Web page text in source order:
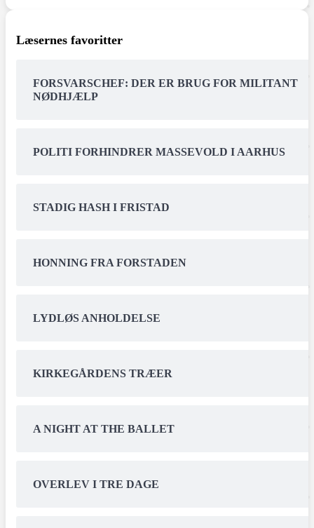
Læsernes favoritter
FORSVARSCHEF: DER ER BRUG FOR MILITANT
NØDHJÆLP
POLITI FORHINDRER MASSEVOLD I AARHUS
STADIG HASH I FRISTAD
HONNING FRA FORSTADEN
LYDLØS ANHOLDELSE
KIRKEGÅRDENS TRÆER
A NIGHT AT THE BALLET
OVERLEV I TRE DAGE